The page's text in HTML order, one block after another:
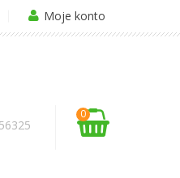
Moje konto
0